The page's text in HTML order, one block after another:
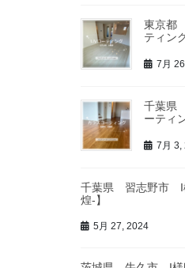
東京都
ティン
7月
千葉県
ーティ
7月 3,
千葉県 習志野市 I
煌-】
5月 27, 2024